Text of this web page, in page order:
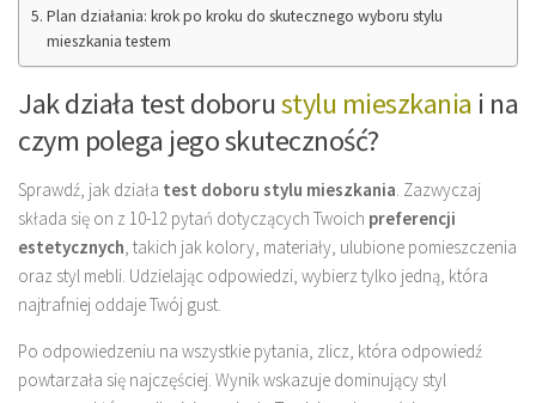
Plan działania: krok po kroku do skutecznego wyboru stylu
mieszkania testem
Jak działa test doborustylu mieszkania i na
czym polega jego skuteczność?
Sprawdź, jak działa test doboru stylu mieszkania . Zazwyczaj
składa się on z 10-12 pytań dotyczących Twoich preferencji
estetycznych , takich jak kolory, materiały, ulubione pomieszczenia
oraz styl mebli. Udzielając odpowiedzi, wybierz tylko jedną, która
najtrafniej oddaje Twój gust.
Po odpowiedzeniu na wszystkie pytania, zlicz, która odpowiedź
powtarzała się najczęściej. Wynik wskazuje dominujący styl